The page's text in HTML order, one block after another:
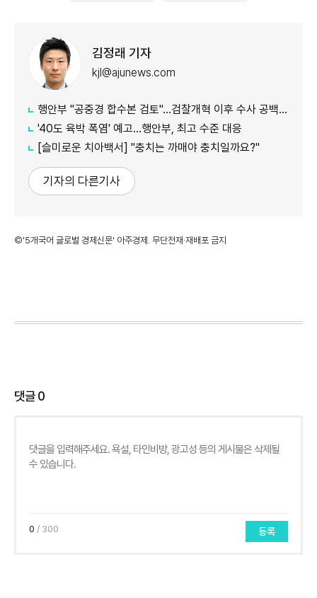
김정래 기자
kjl@ajunews.com
행안부 "공중경 합수본 검토"…검찰개혁 이후 수사 공백 대응 나서
'40도 육박 폭염' 예고…행안부, 최고 수준 대응
[슬미로운 치아백서] "충치는 까매야 충치일까요?"
기자의 다른기사
©'5개국어 글로벌 경제신문' 아주경제. 무단전재·재배포 금지
댓글0
0 / 300 등록